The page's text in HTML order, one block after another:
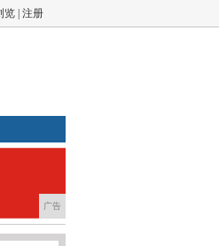
览 注册
广告